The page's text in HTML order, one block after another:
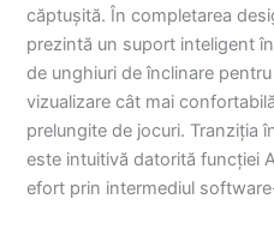
căptușită. În completarea
prezintă un suport inteligent
de unghiuri de înclinare
vizualizare cât mai
prelungite de jocuri. Tranziția
este intuitivă datorită funcției
efort prin intermediul